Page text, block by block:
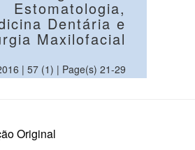
Estomatologia,
Dentária e
Maxilofacial
| 57 (1) | Page(s) 21-29
Original